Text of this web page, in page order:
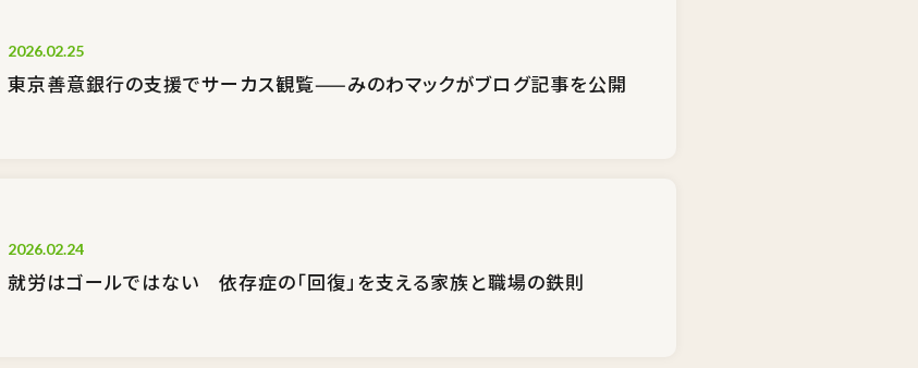
2026.02.25
東京善意銀行の支援でサーカス観覧——みのわマックがブログ記事を公開
2026.02.24
就労はゴールではない 依存症の「回復」を支える家族と職場の鉄則